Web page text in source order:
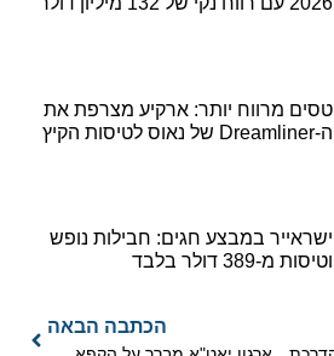
טסים מרווח יותר: ארקיע מצרפת את
ה-Dreamliner של נאוס לטיסות הקיץ
ישראייר במבצע חגים: חבילות נופש
וטיסות מ-389 דולר בלבד
הכתבה הבאה